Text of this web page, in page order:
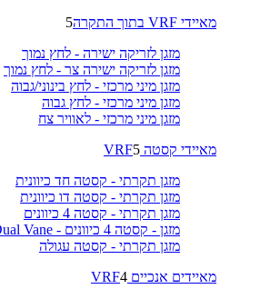
מאיידי VRF בתוך התקרה
5
מזגן לזריקה ישירה - לחץ נמוך
מזגן לזריקה ישירה צר - לחץ נמוך
מזגן מיני מרכזי - לחץ בינוני/גבוה
מזגן מיני מרכזי - לחץ גבוה
מזגן מיני מרכזי - לאוויר צח
מאיידי קסטה VRF 5
מזגן תקרתי - קסטה חד כיוונית
מזגן תקרתי - קסטה דו כיוונית
מזגן תקרתי - קסטה 4 כיוונים
מזגן - קסטה 4 כיוונים - Dual Vane
מזגן תקרתי - קסטה עגולה
מאיידים אנכיים VRF 4